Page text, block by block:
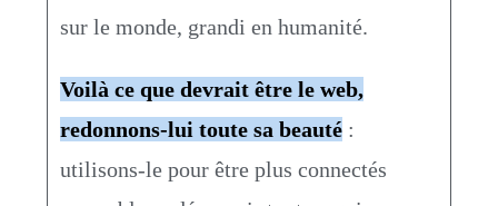
sur le monde, grandi en humanité.
Voilà ce que devrait être le web,
redonnons-lui toute sa beauté :
utilisons-le pour être plus connectés